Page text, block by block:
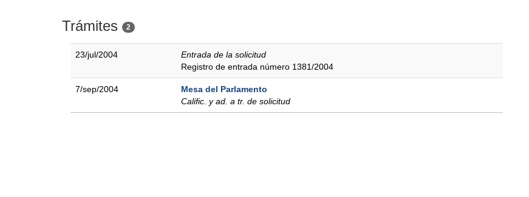
Trámites 2
23/jul/2004
Entrada de la solicitud
Registro de entrada número 1381/2004
7/sep/2004
Mesa del Parlamento
Calific. y ad. a tr. de solicitud